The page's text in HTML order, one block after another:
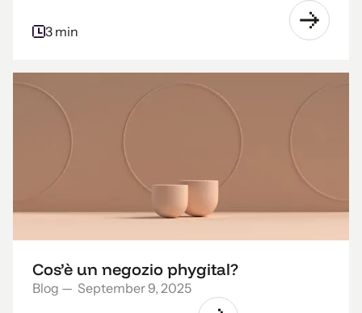
3 min
Cos’è un negozio phygital?
Blog — September 9, 2025